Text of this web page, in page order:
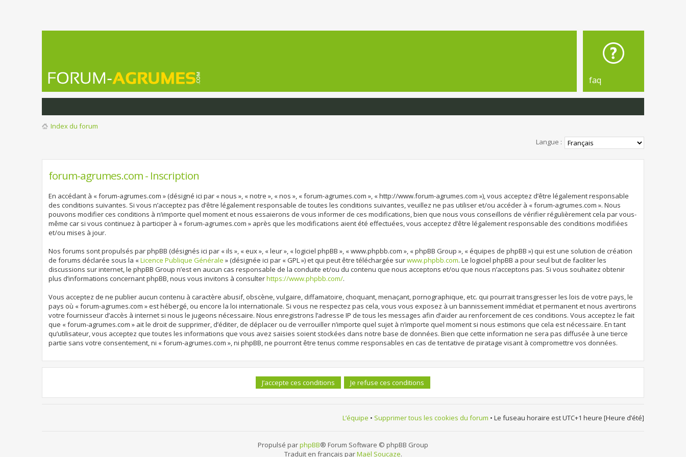
faq
Index du forum
Langue :
forum-agrumes.com - Inscription
En accédant à « forum-agrumes.com » (désigné ici par « nous », « notre », « nos », « forum-agrumes.com », « http://www.forum-agrumes.com »), vous acceptez d’être légalement responsable
des conditions suivantes. Si vous n’acceptez pas d’être légalement responsable de toutes les conditions suivantes, veuillez ne pas utiliser et/ou accéder à « forum-agrumes.com ». Nous
pouvons modifier ces conditions à n’importe quel moment et nous essaierons de vous informer de ces modifications, bien que nous vous conseillons de vérifier régulièrement cela par vous-
même car si vous continuez à participer à « forum-agrumes.com » après que les modifications aient été effectuées, vous acceptez d’être légalement responsable des conditions modifiées
et/ou mises à jour.
Nos forums sont propulsés par phpBB (désignés ici par « ils », « eux », « leur », « logiciel phpBB », « www.phpbb.com », « phpBB Group », « équipes de phpBB ») qui est une solution de création
de forums déclarée sous la «Licence Publique Générale » (désignée ici par « GPL ») et qui peut être téléchargée surwww.phpbb.com. Le logiciel phpBB a pour seul but de faciliter les
discussions sur internet, le phpBB Group n’est en aucun cas responsable de la conduite et/ou du contenu que nous acceptons et/ou que nous n’acceptons pas. Si vous souhaitez obtenir
plus d’informations concernant phpBB, nous vous invitons à consulterhttps://www.phpbb.com/.
Vous acceptez de ne publier aucun contenu à caractère abusif, obscène, vulgaire, diffamatoire, choquant, menaçant, pornographique, etc. qui pourrait transgresser les lois de votre pays, le
pays où « forum-agrumes.com » est hébergé, ou encore la loi internationale. Si vous ne respectez pas cela, vous vous exposez à un bannissement immédiat et permanent et nous avertirons
votre fournisseur d’accès à internet si nous le jugeons nécessaire. Nous enregistrons l’adresse IP de tous les messages afin d’aider au renforcement de ces conditions. Vous acceptez le fait
que « forum-agrumes.com » ait le droit de supprimer, d’éditer, de déplacer ou de verrouiller n’importe quel sujet à n’importe quel moment si nous estimons que cela est nécessaire. En tant
qu’utilisateur, vous acceptez que toutes les informations que vous avez saisies soient stockées dans notre base de données. Bien que cette information ne sera pas diffusée à une tierce
partie sans votre consentement, ni « forum-agrumes.com », ni phpBB, ne pourront être tenus comme responsables en cas de tentative de piratage visant à compromettre vos données.
L’équipe • Supprimer tous les cookies du forum • Le fuseau horaire est UTC+1 heure [Heure d’été]
Propulsé parphpBB® Forum Software © phpBB Group
Traduit en français parMaël Soucaze.